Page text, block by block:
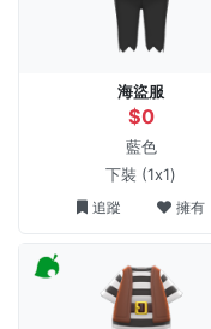
海盜服
$0
藍色
下裝 (1x1)
追蹤 擁有